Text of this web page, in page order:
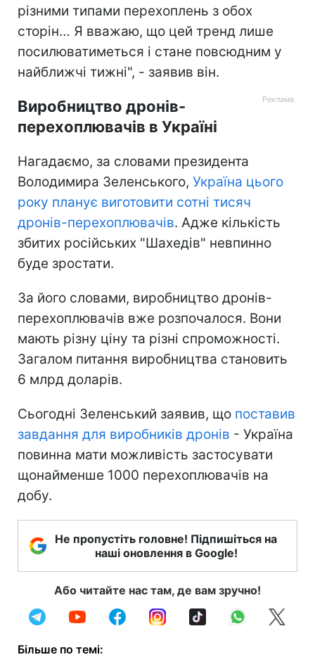
різними типами перехоплень з обох
сторін… Я вважаю, що цей тренд лише
посилюватиметься і стане повсюдним у
найближчі тижні", - заявив він.
Виробництво дронів-
перехоплювачів в Україні
Нагадаємо, за словами президента
Володимира Зеленського, Україна цього
року планує виготовити сотні тисяч
дронів-перехоплювачів. Адже кількість
збитих російських "Шахедів" невпинно
буде зростати.
За його словами, виробництво дронів-
перехоплювачів вже розпочалося. Вони
мають різну ціну та різні спроможності.
Загалом питання виробництва становить
6 млрд доларів.
Сьогодні Зеленський заявив, що поставив
завдання для виробників дронів - Україна
повинна мати можливість застосувати
щонайменше 1000 перехоплювачів на
добу.
Не пропустіть головне! Підпишіться на
наші оновлення в Google!
Або читайте нас там, де вам зручно!
Більше по темі: